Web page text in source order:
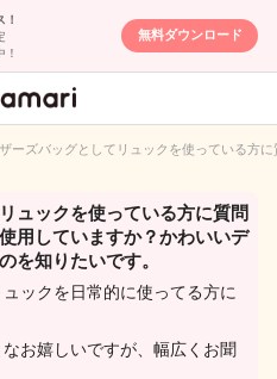
無料ダウンロード
匿名QA
ーズバッグとしてリュックを使っている方
ュックを使っている方に質問
用していますか？かわいいデ
を知りたいです。
ックを日常的に使ってる方に
お嬉しいですが、幅広くお聞